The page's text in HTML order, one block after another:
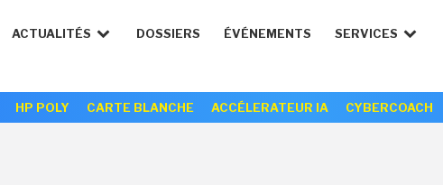
ACTUALITÉS DOSSIERS ÉVÉNEMENTS SERVICES
HP POLY CARTE BLANCHE ACCÉLERATEUR IA CYBERCOACH